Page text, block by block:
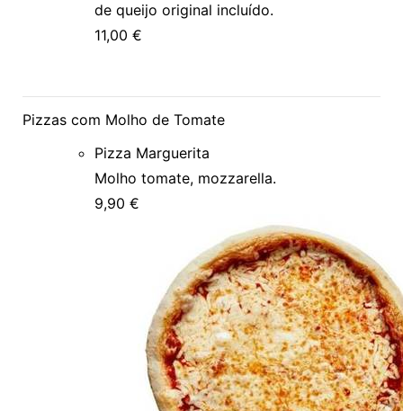
de queijo original incluído.
11,00 €
Pizzas com Molho de Tomate
Pizza Marguerita
Molho tomate, mozzarella.
9,90 €